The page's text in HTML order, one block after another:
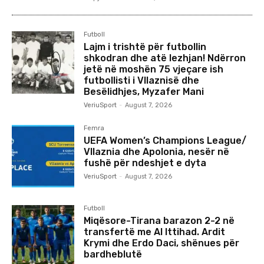
Futboll
Lajm i trishtë për futbollin
shkodran dhe atë lezhjan! Ndërron
jetë në moshën 75 vjeçare ish
futbollisti i Vllaznisë dhe
Besëlidhjes, Myzafer Mani
VeriuSport - August 7, 2026
Femra
UEFA Women’s Champions League/
Vllaznia dhe Apolonia, nesër në
fushë për ndeshjet e dyta
VeriuSport - August 7, 2026
Futboll
Miqësore-Tirana barazon 2-2 në
transfertë me Al Ittihad. Ardit
Krymi dhe Erdo Daci, shënues për
bardheblutë